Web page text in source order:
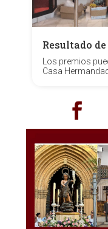
Resultado
Los premios
Casa